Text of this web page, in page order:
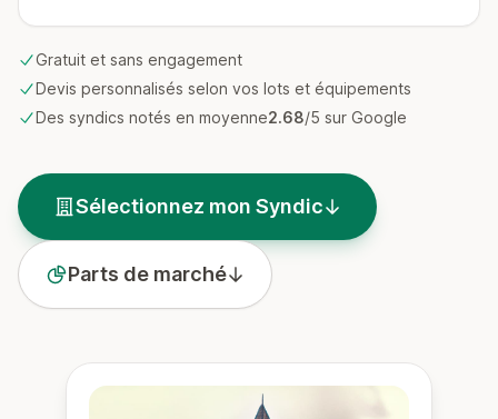
Gratuit et sans engagement
Devis personnalisés selon vos lots et équipements
Des syndics notés en moyenne2.68/5 sur Google
Sélectionnez mon Syndic
Parts de marché